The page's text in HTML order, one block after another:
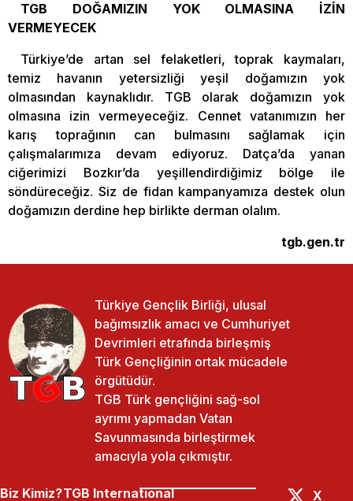
TGB DOĞAMIZIN YOK OLMASINA İZİN
VERMEYECEK
Türkiye’de artan sel felaketleri, toprak kaymaları,
temiz havanın yetersizliği yeşil doğamızın yok
olmasından kaynaklıdır. TGB olarak doğamızın yok
olmasına izin vermeyeceğiz. Cennet vatanımızın her
karış toprağının can bulmasını sağlamak için
çalışmalarımıza devam ediyoruz. Datça’da yanan
ciğerimizi Bozkır’da yeşillendirdiğimiz bölge ile
söndüreceğiz. Siz de fidan kampanyamıza destek olun
doğamızın derdine hep birlikte derman olalım.
tgb.gen.tr
Türkiye Gençlik Birliği, ulusal
bağımsızlık amacı ve Cumhuriyet
Devrimleri etrafında birleşmiş
Türk Gençliğinin ortak mücadele
örgütüdür.
TGB Türk gençliğini sağ-sol
ayrımı yapmadan Vatan
Savunmasında birleştirmek
amacıyla yola çıkmıştır.
Biz Kimiz?TGB International
X